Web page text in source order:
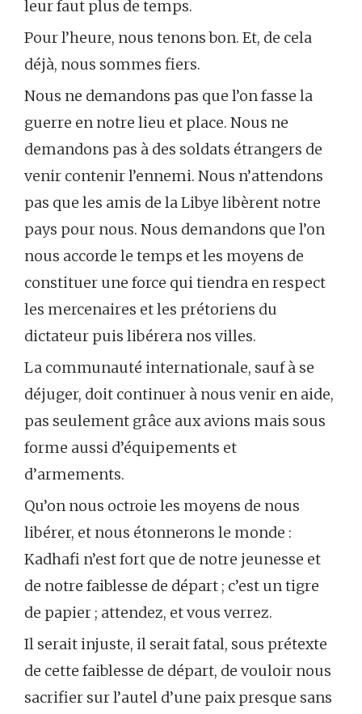
leur faut plus de temps.
Pour l’heure, nous tenons bon. Et, de cela
déjà, nous sommes fiers.
Nous ne demandons pas que l’on fasse la
guerre en notre lieu et place. Nous ne
demandons pas à des soldats étrangers de
venir contenir l’ennemi. Nous n’attendons
pas que les amis de la Libye libèrent notre
pays pour nous. Nous demandons que l’on
nous accorde le temps et les moyens de
constituer une force qui tiendra en respect
les mercenaires et les prétoriens du
dictateur puis libérera nos villes.
La communauté internationale, sauf à se
déjuger, doit continuer à nous venir en aide,
pas seulement grâce aux avions mais sous
forme aussi d’équipements et
d’armements.
Qu’on nous octroie les moyens de nous
libérer, et nous étonnerons le monde :
Kadhafi n’est fort que de notre jeunesse et
de notre faiblesse de départ ; c’est un tigre
de papier ; attendez, et vous verrez.
Il serait injuste, il serait fatal, sous prétexte
de cette faiblesse de départ, de vouloir nous
sacrifier sur l’autel d’une paix presque sans